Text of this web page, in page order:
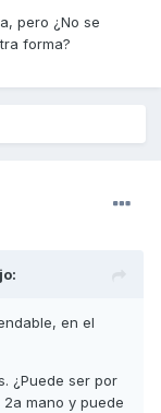
pero ¿No se
forma?
en el
¿Puede ser por
mano y puede